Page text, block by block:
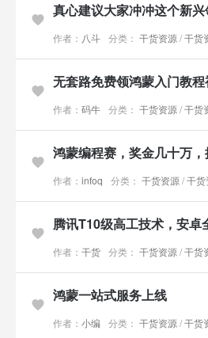
真心建议大家冲冲这个新
作者： 八斗 分类： 干货资源 /干货
无套路免费领鸿蒙入门教
作者： 码牛 分类： 干货资源 /干货
鸿蒙编程赛，奖金几十万
作者： infoq 分类： 干货资源 /干货
腾讯T10级高工技术，安
作者： 干货 分类： 干货资源 /干货
鸿蒙一站式服务上线
作者： 小编 分类： 干货资源 /干货